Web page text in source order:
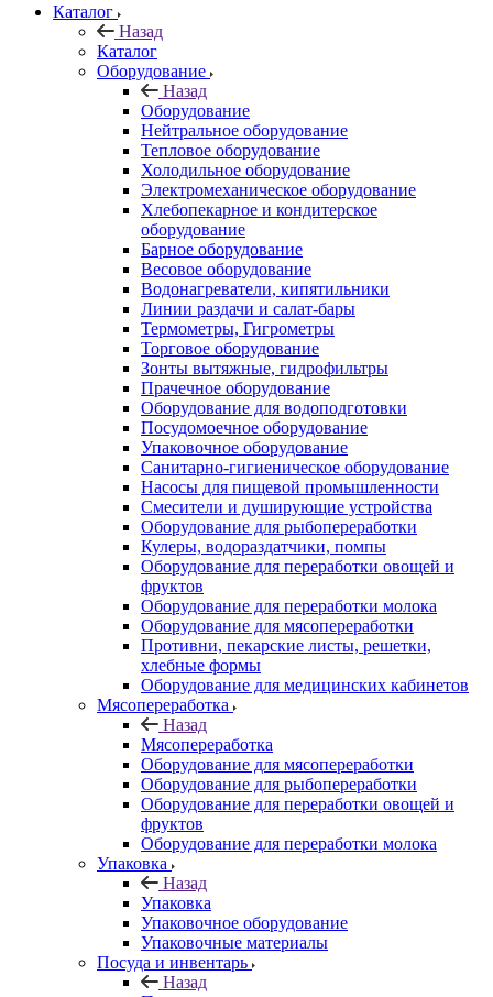
Каталог
Назад
Каталог
Оборудование
Назад
Оборудование
Нейтральное оборудование
Тепловое оборудование
Холодильное оборудование
Электромеханическое оборудование
Хлебопекарное и кондитерское
оборудование
Барное оборудование
Весовое оборудование
Водонагреватели, кипятильники
Линии раздачи и салат-бары
Термометры, Гигрометры
Торговое оборудование
Зонты вытяжные, гидрофильтры
Прачечное оборудование
Оборудование для водоподготовки
Посудомоечное оборудование
Упаковочное оборудование
Санитарно-гигиеническое оборудование
Насосы для пищевой промышленности
Смесители и душирующие устройства
Оборудование для рыбопереработки
Кулеры, водораздатчики, помпы
Оборудование для переработки овощей и
фруктов
Оборудование для переработки молока
Оборудование для мясопереработки
Противни, пекарские листы, решетки,
хлебные формы
Оборудование для медицинских кабинетов
Мясопереработка
Назад
Мясопереработка
Оборудование для мясопереработки
Оборудование для рыбопереработки
Оборудование для переработки овощей и
фруктов
Оборудование для переработки молока
Упаковка
Назад
Упаковка
Упаковочное оборудование
Упаковочные материалы
Посуда и инвентарь
Назад